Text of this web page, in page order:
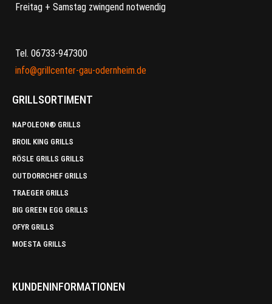
Freitag + Samstag zwingend notwendig
Tel. 06733-947300
info@grillcenter-gau-odernheim.de
GRILLSORTIMENT
NAPOLEON® GRILLS
BROIL KING GRILLS
RÖSLE GRILLS GRILLS
OUTDORRCHEF GRILLS
TRAEGER GRILLS
BIG GREEN EGG GRILLS
OFYR GRILLS
MOESTA GRILLS
KUNDENINFORMATIONEN